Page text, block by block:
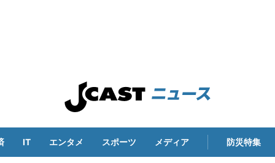
IT エンタメ スポーツ メディア 防災特集